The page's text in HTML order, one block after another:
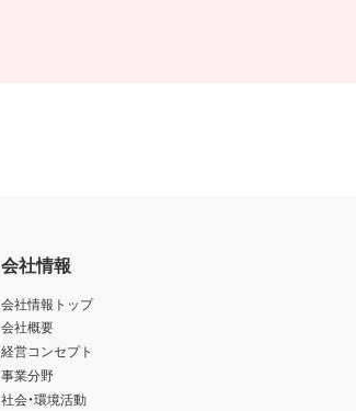
会社情報
会社情報トップ
会社概要
経営コンセプト
事業分野
社会・環境活動